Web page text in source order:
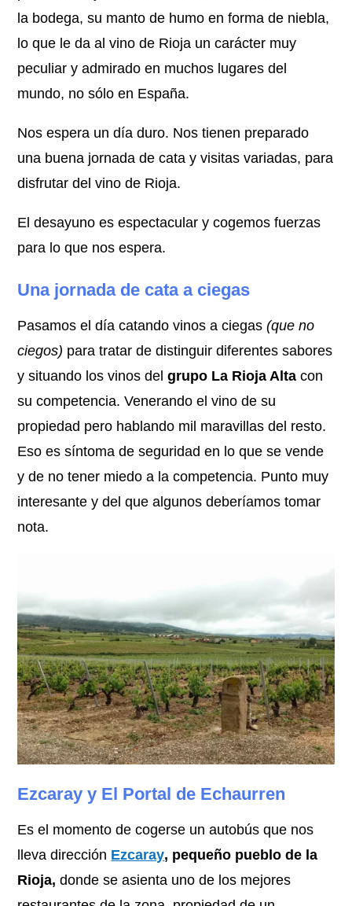
la bodega, su manto de humo en forma de niebla,
lo que le da al vino de Rioja un carácter muy
peculiar y admirado en muchos lugares del
mundo, no sólo en España.
Nos espera un día duro. Nos tienen preparado
una buena jornada de cata y visitas variadas, para
disfrutar del vino de Rioja.
El desayuno es espectacular y cogemos fuerzas
para lo que nos espera.
Una jornada de cata a ciegas
Pasamos el día catando vinos a ciegas(que no
ciegos) para tratar de distinguir diferentes sabores
y situando los vinos delgrupo La Rioja Alta con
su competencia. Venerando el vino de su
propiedad pero hablando mil maravillas del resto.
Eso es síntoma de seguridad en lo que se vende
y de no tener miedo a la competencia. Punto muy
interesante y del que algunos deberíamos tomar
nota.
Ezcaray y El Portal de Echaurren
Es el momento de cogerse un autobús que nos
lleva dirección Ezcaray, pequeño pueblo de la
Rioja, donde se asienta uno de los mejores